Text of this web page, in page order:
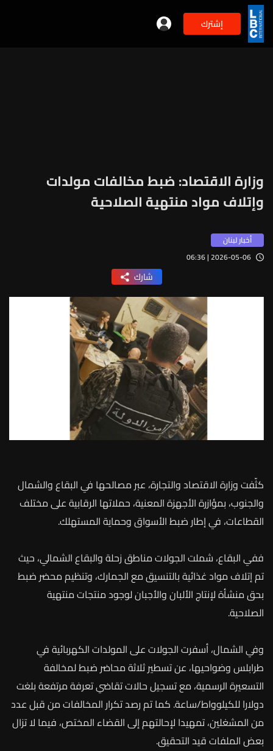
إشترك
وزارة الاقتصاد: ضبط مخالفات مولدات
وإتلاف مواد منتهية الصلاحية
أخبار لبنان
2026-05-06 | 06:36
شارك
كثّفت وزارة الاقتصاد والتجارة، عبر مصالحها في البقاع والشمال
والجنوب، بمؤازرة الأجهزة المعنية، حملاتها الرقابية على مختلف
القطاعات، في إطار ضبط الأسواق وحماية المستهلك.
ففي البقاع، شملت الجولات مناطق زحلة والبقاع الشمالي، حيث
تم إتلاف مواد غذائية بالتنسيق مع الجمارك، وتنظيم محضر ضبط
بحق منشأة لإنتاج الألبان والأجبان لوجود منتجات منتهية
الصلاحية.
وفي الشمال، أسفرت الجولات على المولدات الكهربائية في
طرابلس وضواحيها، عن تسطير ثلاثة محاضر ضبط لمخالفة
التسعيرة الرسمية، مع تسجيل حالات تقاضي تعرفة مرتفعة بلغت
دولارا للكيلوواط/ساعة. كما تم رصد تكرار المخالفات من قبل عدد
من المشغلين، تمهيدا لإحالتهم إلى القضاء المختص، فيما لا تزال
بعض الملفات قيد التحقيق.